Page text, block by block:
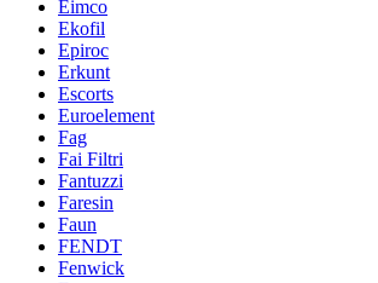
Eimco
Ekofil
Epiroc
Erkunt
Escorts
Euroelement
Fag
Fai Filtri
Fantuzzi
Faresin
Faun
FENDT
Fenwick